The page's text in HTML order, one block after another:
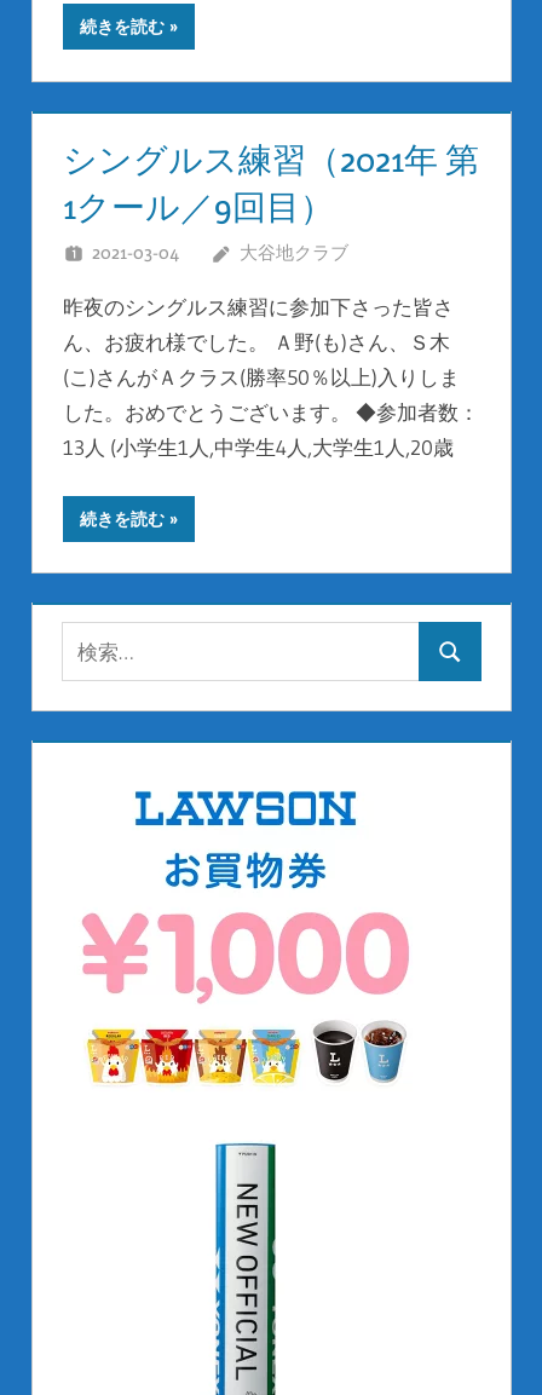
続きを読む
シングルス練習（2021年 第
1クール／9回目）
2021-03-04 大谷地クラブ
昨夜のシングルス練習に参加下さった皆さ
ん、お疲れ様でした。 Ａ野(も)さん、Ｓ木
(こ)さんがＡクラス(勝率50％以上)入りしま
した。おめでとうございます。 ◆参加者数：
13人 (小学生1人,中学生4人,大学生1人,20歳
続きを読む
検